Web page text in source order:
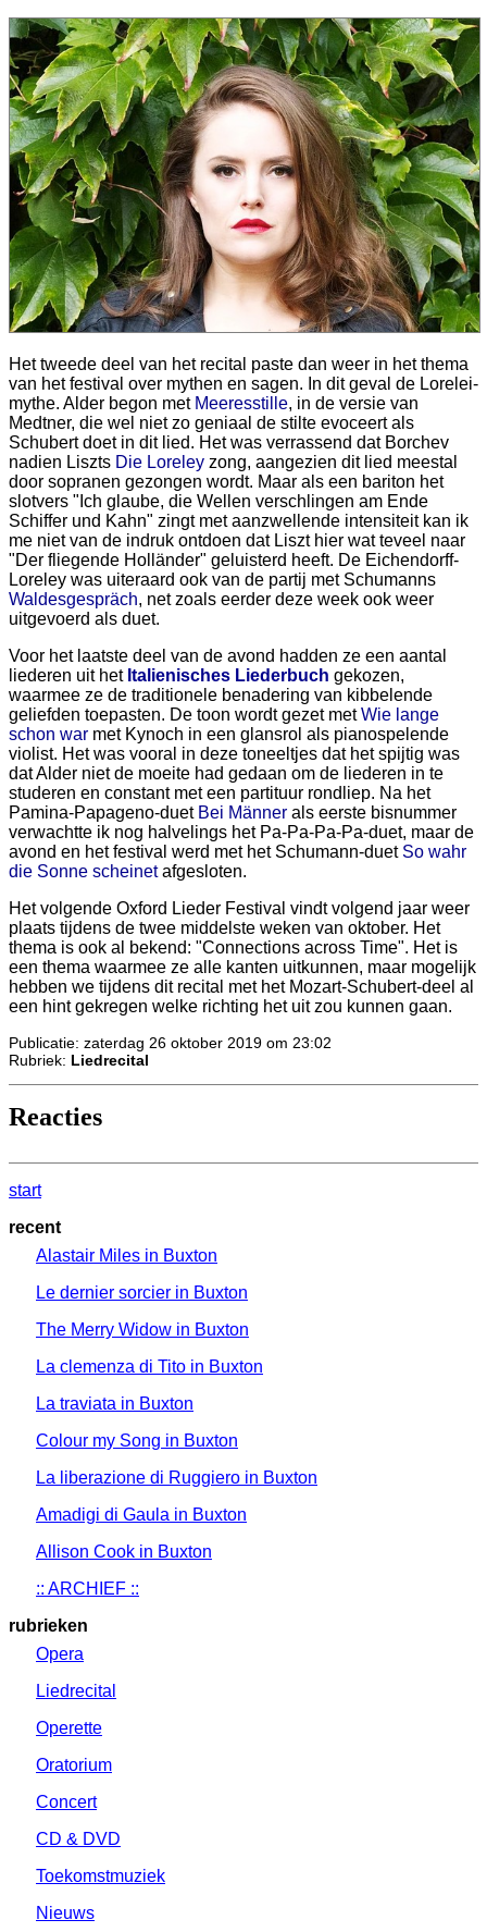
Het tweede deel van het recital paste dan weer in het thema
van het festival over mythen en sagen. In dit geval de Lorelei-
mythe. Alder begon met Meeresstille, in de versie van
Medtner, die wel niet zo geniaal de stilte evoceert als
Schubert doet in dit lied. Het was verrassend dat Borchev
nadien Liszts Die Loreley zong, aangezien dit lied meestal
door sopranen gezongen wordt. Maar als een bariton het
slotvers "Ich glaube, die Wellen verschlingen am Ende
Schiffer und Kahn" zingt met aanzwellende intensiteit kan ik
me niet van de indruk ontdoen dat Liszt hier wat teveel naar
"Der fliegende Holländer" geluisterd heeft. De Eichendorff-
Loreley was uiteraard ook van de partij met Schumanns
Waldesgespräch, net zoals eerder deze week ook weer
uitgevoerd als duet.
Voor het laatste deel van de avond hadden ze een aantal
liederen uit het Italienisches Liederbuch gekozen,
waarmee ze de traditionele benadering van kibbelende
geliefden toepasten. De toon wordt gezet metWie lange
schon war met Kynoch in een glansrol als pianospelende
violist. Het was vooral in deze toneeltjes dat het spijtig was
dat Alder niet de moeite had gedaan om de liederen in te
studeren en constant met een partituur rondliep. Na het
Pamina-Papageno-duet Bei Männer als eerste bisnummer
verwachtte ik nog halvelings het Pa-Pa-Pa-Pa-duet, maar de
avond en het festival werd met het Schumann-duet So wahr
die Sonne scheinetafgesloten.
Het volgende Oxford Lieder Festival vindt volgend jaar weer
plaats tijdens de twee middelste weken van oktober. Het
thema is ook al bekend: "Connections across Time". Het is
een thema waarmee ze alle kanten uitkunnen, maar mogelijk
hebben we tijdens dit recital met het Mozart-Schubert-deel al
een hint gekregen welke richting het uit zou kunnen gaan.
Publicatie: zaterdag 26 oktober 2019 om 23:02
Rubriek: Liedrecital
Reacties
start
recent
Alastair Miles in Buxton
Le dernier sorcier in Buxton
The Merry Widow in Buxton
La clemenza di Tito in Buxton
La traviata in Buxton
Colour my Song in Buxton
La liberazione di Ruggiero in Buxton
Amadigi di Gaula in Buxton
Allison Cook in Buxton
:: ARCHIEF ::
rubrieken
Opera
Liedrecital
Operette
Oratorium
Concert
CD & DVD
Toekomstmuziek
Nieuws